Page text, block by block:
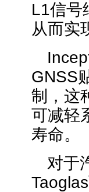
L1信号
从而实
GNSS
制，这
可减轻
寿命。
对于